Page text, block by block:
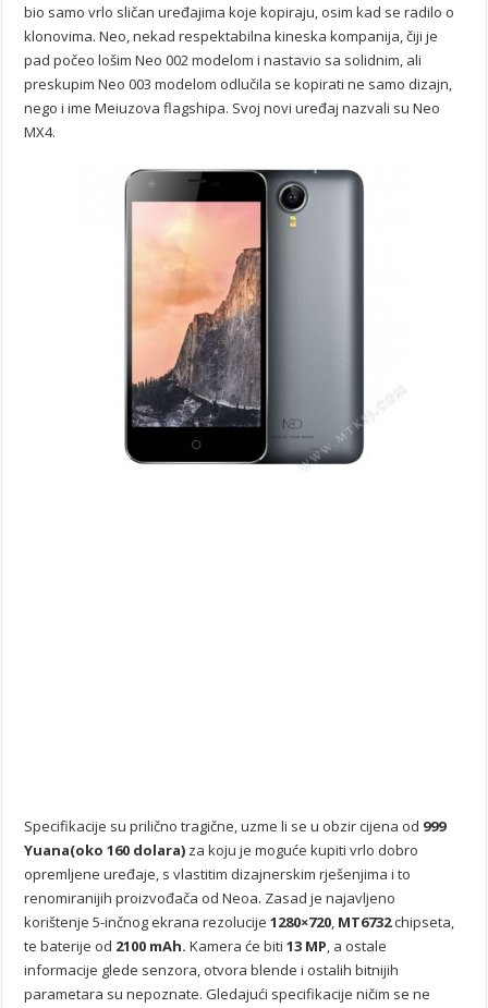
bio samo vrlo sličan uređajima koje kopiraju, osim kad se radilo o
klonovima. Neo, nekad respektabilna kineska kompanija, čiji je
pad počeo lošim Neo 002 modelom i nastavio sa solidnim, ali
preskupim Neo 003 modelom odlučila se kopirati ne samo dizajn,
nego i ime Meiuzova flagshipa. Svoj novi uređaj nazvali su Neo
MX4.
Specifikacije su prilično tragične, uzme li se u obzir cijena od 999
Yuana(oko 160 dolara) za koju je moguće kupiti vrlo dobro
opremljene uređaje, s vlastitim dizajnerskim rješenjima i to
renomiranijih proizvođača od Neoa. Zasad je najavljeno
korištenje 5-inčnog ekrana rezolucije1280×720, MT6732chipseta,
te baterije od 2100 mAh.Kamera će biti13 MP, a ostale
informacije glede senzora, otvora blende i ostalih bitnijih
parametara su nepoznate. Gledajući specifikacije ničim se ne